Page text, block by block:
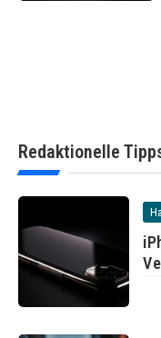
Redaktionelle